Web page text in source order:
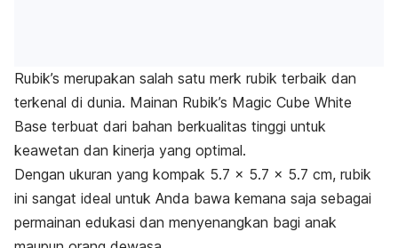
Rubik’s merupakan salah satu merk rubik terbaik dan
terkenal di dunia. Mainan Rubik’s Magic Cube White
Base terbuat dari bahan berkualitas tinggi untuk
keawetan dan kinerja yang optimal.
Dengan ukuran yang kompak 5.7 x 5.7 x 5.7 cm, rubik
ini sangat ideal untuk Anda bawa kemana saja sebagai
permainan edukasi dan menyenangkan bagi anak